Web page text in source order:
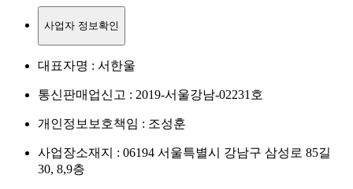
사업자 정보확인
대표자명 : 서한울
통신판매업신고 : 2019-서울강남-02231호
개인정보보호책임 : 조성훈
사업장소재지 : 06194 서울특별시 강남구 삼성로 85길
30, 8,9층